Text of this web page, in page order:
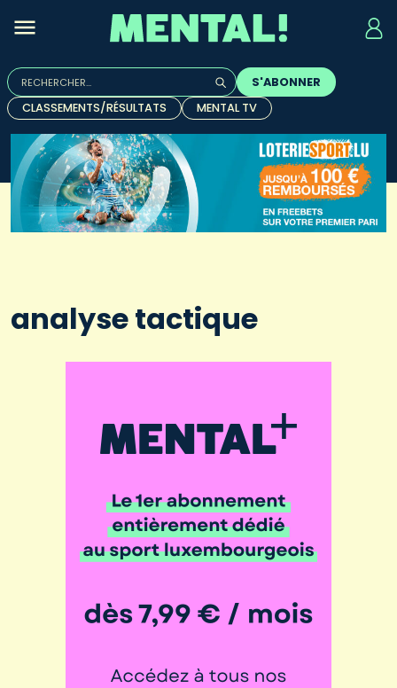
Rechercher :
Quand les résultats de l'auto-complétion sont
S'ABONNER
CLASSEMENTS/RÉSULTATS
MENTAL TV
analyse tactique